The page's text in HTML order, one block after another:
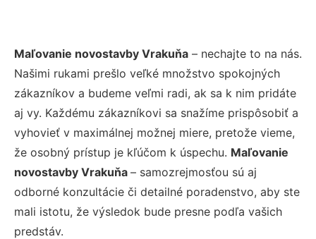
Maľovanie novostavby Vrakuňa – nechajte to na nás.
Našimi rukami prešlo veľké množstvo spokojných
zákazníkov a budeme veľmi radi, ak sa k nim pridáte
aj vy. Každému zákazníkovi sa snažíme prispôsobiť a
vyhovieť v maximálnej možnej miere, pretože vieme,
že osobný prístup je kľúčom k úspechu. Maľovanie
novostavby Vrakuňa – samozrejmosťou sú aj
odborné konzultácie či detailné poradenstvo, aby ste
mali istotu, že výsledok bude presne podľa vašich
predstáv.